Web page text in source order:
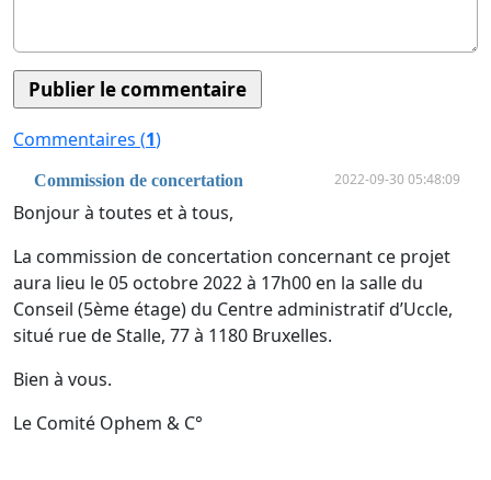
Commentaires (1)
Commission de concertation 2022-09-30 05:48:09
Bonjour à toutes et à tous,
La commission de concertation concernant ce projet
aura lieu le 05 octobre 2022 à 17h00 en la salle du
Conseil (5ème étage) du Centre administratif d’Uccle,
situé rue de Stalle, 77 à 1180 Bruxelles.
Bien à vous.
Le Comité Ophem & C°